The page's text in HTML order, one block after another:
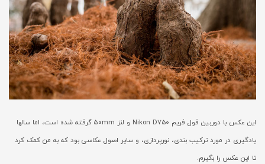
این عکس با دوربین فول فریم Nikon D750 و لنز ۵۰mm گرفته شده است، اما سالها
یادگیری در مورد ترکیب بندی، نورپردازی، و سایر اصول عکاسی بود که به من کمک کرد
تا این عکس را بگیرم.